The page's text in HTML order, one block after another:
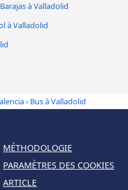
à Valladolid
à Valladolid
› Bus à Valladolid
MÉTHODOLOGIE
PARAMÈTRES DES COOKIES
ARTICLE